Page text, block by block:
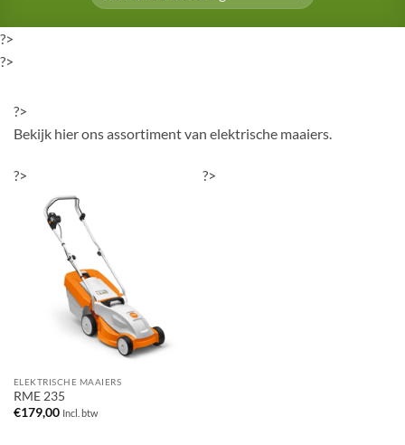
?>
?>
?>
Bekijk hier ons assortiment van elektrische maaiers.
?>
ELEKTRISCHE MAAIERS
RME 235
€179,00 Incl. btw
?>